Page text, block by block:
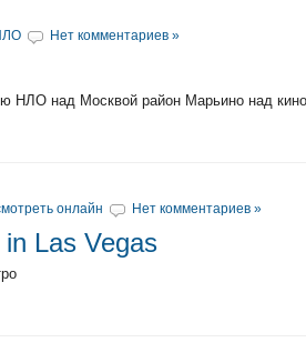
Нет комментариев »
НЛО над Москвой район Марьино над
онлайн Нет комментариев »
Las Vegas